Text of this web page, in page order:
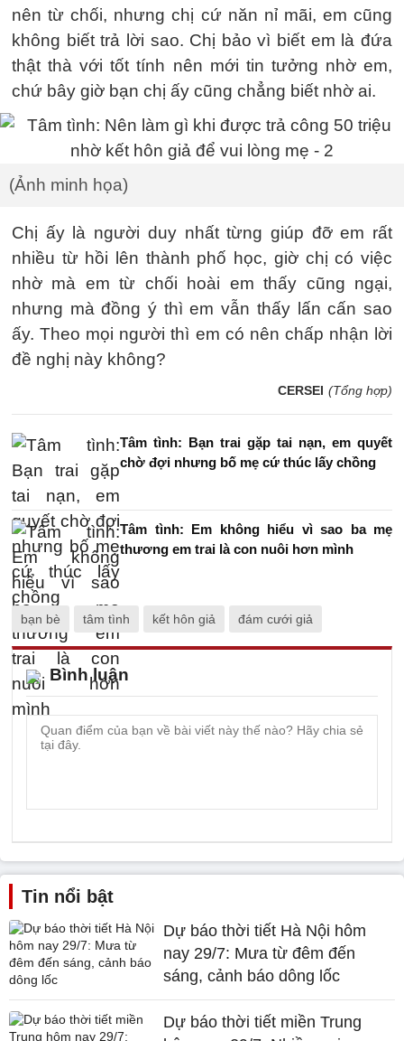
nên từ chối, nhưng chị cứ năn nỉ mãi, em cũng
không biết trả lời sao. Chị bảo vì biết em là đứa
thật thà với tốt tính nên mới tin tưởng nhờ em,
chứ bây giờ bạn chị ấy cũng chẳng biết nhờ ai.
(Ảnh minh họa)
Chị ấy là người duy nhất từng giúp đỡ em rất
nhiều từ hồi lên thành phố học, giờ chị có việc
nhờ mà em từ chối hoài em thấy cũng ngại,
nhưng mà đồng ý thì em vẫn thấy lấn cấn sao
ấy. Theo mọi người thì em có nên chấp nhận lời
đề nghị này không?
CERSEI (Tổng hợp)
Tâm tình: Bạn trai gặp tai nạn, em quyết
chờ đợi nhưng bố mẹ cứ thúc lấy chồng
Tâm tình: Em không hiểu vì sao ba mẹ
thương em trai là con nuôi hơn mình
bạn bè tâm tình kết hôn giả đám cưới giả
Bình luận
Tin nổi bật
Dự báo thời tiết Hà Nội hôm
nay 29/7: Mưa từ đêm đến
sáng, cảnh báo dông lốc
Dự báo thời tiết miền Trung